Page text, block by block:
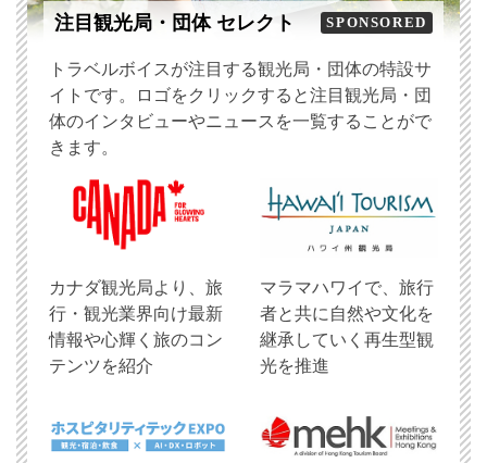
注目観光局・団体 セレクト SPONSORED
トラベルボイスが注目する観光局・団体の特設サ
イトです。ロゴをクリックすると注目観光局・団
体のインタビューやニュースを一覧することがで
きます。
​カナダ観光局より、旅
行・観光業界向け最新
情報や心輝く旅のコン
テンツを紹介
マラマハワイで、旅行
者と共に自然や文化を
継承していく再生型観
光を推進